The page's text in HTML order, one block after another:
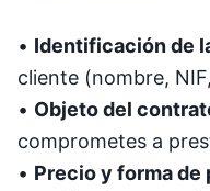
• Identificación de
cliente (nombre,
• Objeto del
comprometes a
• Precio y forma de